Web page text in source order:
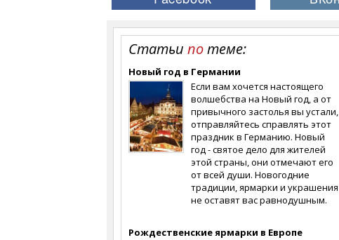
Статьи потеме:
Новый год в Германии
Если вам хочется настоящего
волшебства на Новый год, а от
привычного застолья вы устали,
отправляйтесь справлять этот
праздник в Германию. Новый
год - святое дело для жителей
этой страны, они отмечают его
от всей души. Новогодние
традиции, ярмарки и украшения
не оставят вас равнодушным.
Рождественские ярмарки в Европе